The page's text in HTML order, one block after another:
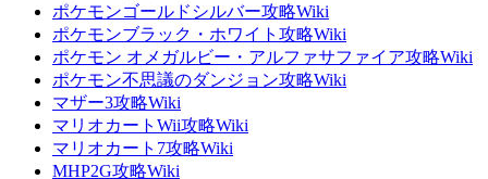
ポケモンゴールドシルバー攻略Wiki
ポケモンブラック・ホワイト攻略Wiki
ポケモン オメガルビー・アルファサファイア攻略Wiki
ポケモン不思議のダンジョン攻略Wiki
マザー3攻略Wiki
マリオカートWii攻略Wiki
マリオカート7攻略Wiki
MHP2G攻略Wiki